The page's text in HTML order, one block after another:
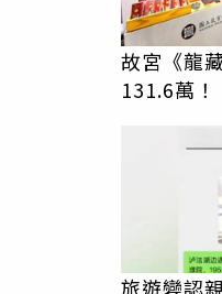
故宮《龍
131.6萬
旅遊變認